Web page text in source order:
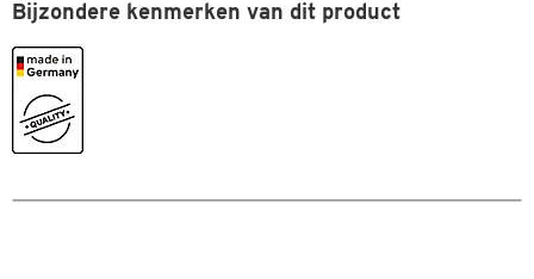
Bijzondere kenmerken van dit product